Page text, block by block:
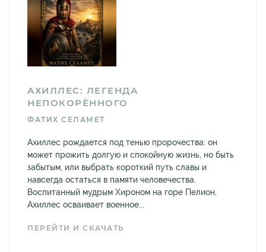
АХИЛЛЕС: ЛЕГЕНДА
НЕПОКОРЁННОГО
ФАТИХ СЕЛАМЕТ
Ахиллес рождается под тенью пророчества: он
может прожить долгую и спокойную жизнь, но быть
забытым, или выбрать короткий путь славы и
навсегда остаться в памяти человечества.
Воспитанный мудрым Хироном на горе Пелион,
Ахиллес осваивает военное...
ПЕРЕЙТИ И СКАЧАТЬ